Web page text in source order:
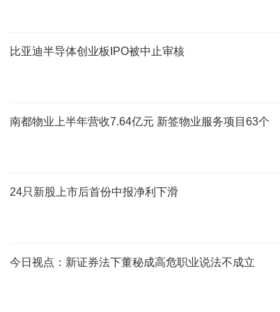
比亚迪半导体创业板IPO被中止审核
南都物业上半年营收7.64亿元 新签物业服务项目63个
24只新股上市后首份中报净利下滑
今日视点：新证券法下董秘成高危职业说法不成立